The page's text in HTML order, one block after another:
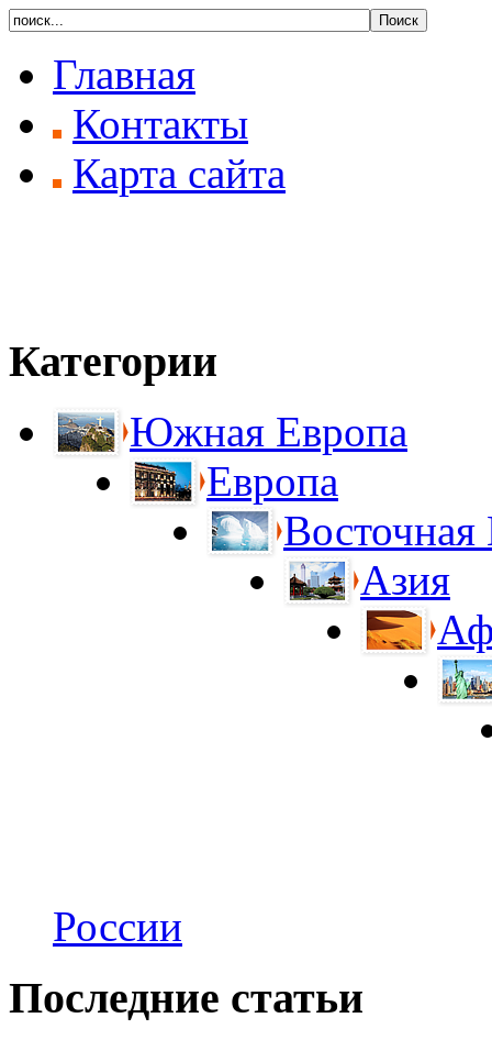
Главная
Контакты
Карта сайта
Категории
Южная Европа
Европа
Восточная
Азия
России
Последние статьи